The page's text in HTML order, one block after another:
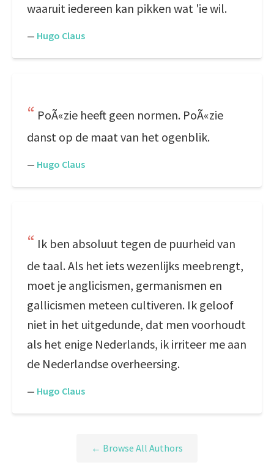
waaruit iedereen kan pikken wat 'ie wil.
— Hugo Claus
PoÃ«zie heeft geen normen. PoÃ«zie
danst op de maat van het ogenblik.
— Hugo Claus
Ik ben absoluut tegen de puurheid van
de taal. Als het iets wezenlijks meebrengt,
moet je anglicismen, germanismen en
gallicismen meteen cultiveren. Ik geloof
niet in het uitgedunde, dat men voorhoudt
als het enige Nederlands, ik irriteer me aan
de Nederlandse overheersing.
— Hugo Claus
← Browse All Authors